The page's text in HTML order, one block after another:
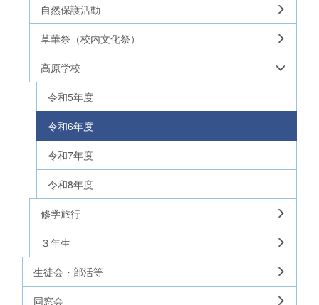
自然保護活動
草華祭（校内文化祭）
高原学校
令和5年度
令和6年度
令和7年度
令和8年度
修学旅行
３年生
生徒会・部活等
同窓会